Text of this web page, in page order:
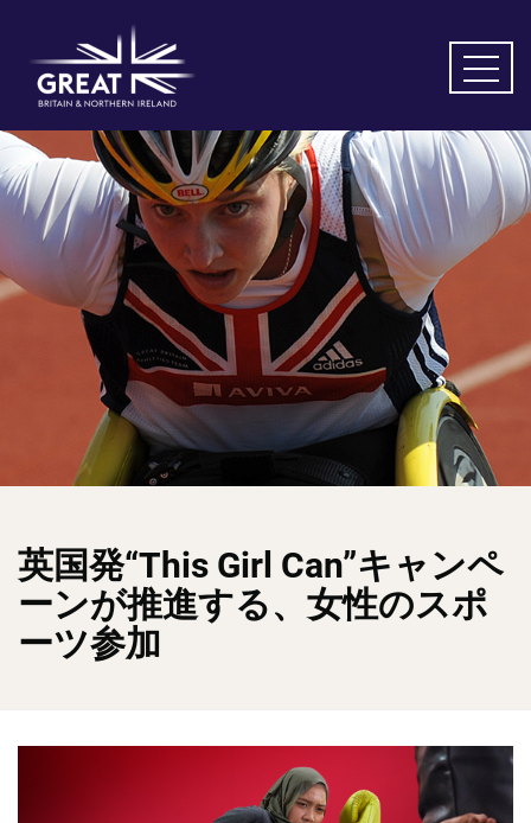
英国発“This Girl Can”キャンペ
ーンが推進する、女性のスポ
ーツ参加